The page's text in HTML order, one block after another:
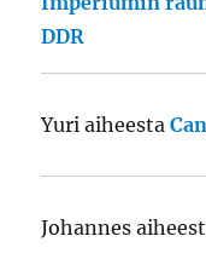
DDR
Yuri aiheesta
Johannes